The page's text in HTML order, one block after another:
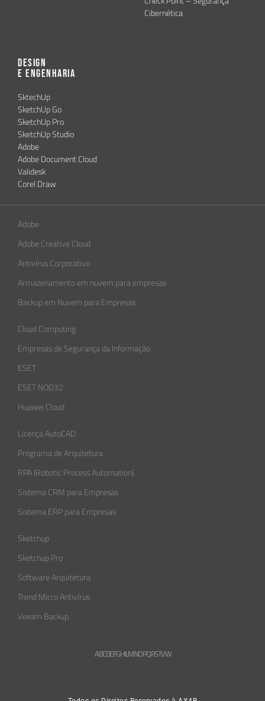
Cibernética
Design
e Engenharia
SktechUp
SketchUp Go
SketchUp Pro
SketchUp Studio
Adobe
Adobe Document Cloud
Validesk
Corel Draw
Adobe
Adobe Creative Cloud
Antivírus Corporativo
Armazenamento em nuvem para empresas
Backup em Nuvem para Empresas
Cloud Computing
Empresas de Segurança da Informação​
ESET
ESET NOD32
Huawei Cloud
Licença AutoCAD
Programa de Arquitetura
RPA (Robotic Process Automation)
Sistema CRM para Empresas
Sistema ERP para Empresas
Sketchup
Sketchup Pro
Software Arquitetura
Trend Micro Antivírus
Veeam Backup
ABCDEFGHLMNOPQRSTVW